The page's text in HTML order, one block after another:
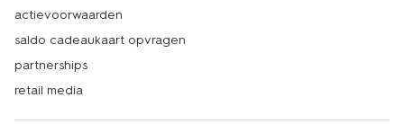
actievoorwaarden
saldo cadeaukaart opvragen
partnerships
retail media